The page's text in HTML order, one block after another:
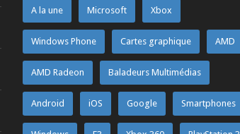
A la une Microsoft Xbox
Windows Phone Cartes graphique AMD
AMD Radeon Baladeurs Multimédias
Android iOS Google Smartphones